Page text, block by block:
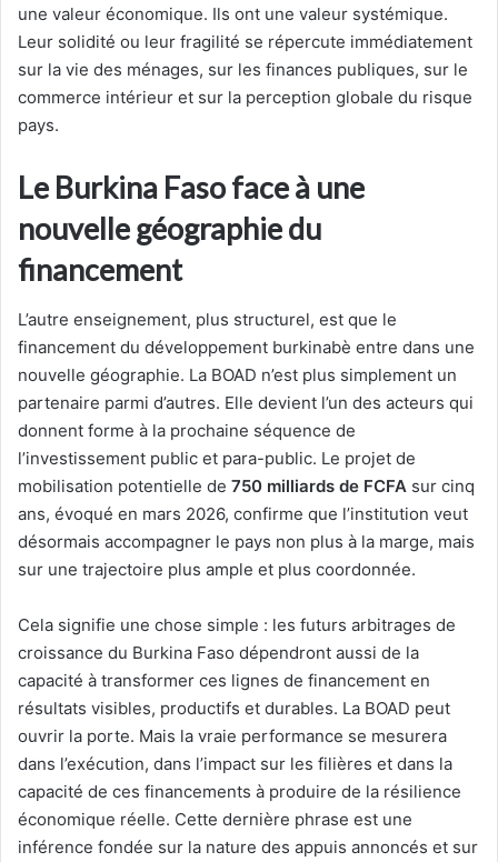
une valeur économique. Ils ont une valeur systémique.
Leur solidité ou leur fragilité se répercute immédiatement
sur la vie des ménages, sur les finances publiques, sur le
commerce intérieur et sur la perception globale du risque
pays.
Le Burkina Faso face à une
nouvelle géographie du
financement
L’autre enseignement, plus structurel, est que le
financement du développement burkinabè entre dans une
nouvelle géographie. La BOAD n’est plus simplement un
partenaire parmi d’autres. Elle devient l’un des acteurs qui
donnent forme à la prochaine séquence de
l’investissement public et para-public. Le projet de
mobilisation potentielle de 750 milliards de FCFA sur cinq
ans, évoqué en mars 2026, confirme que l’institution veut
désormais accompagner le pays non plus à la marge, mais
sur une trajectoire plus ample et plus coordonnée.
Cela signifie une chose simple : les futurs arbitrages de
croissance du Burkina Faso dépendront aussi de la
capacité à transformer ces lignes de financement en
résultats visibles, productifs et durables. La BOAD peut
ouvrir la porte. Mais la vraie performance se mesurera
dans l’exécution, dans l’impact sur les filières et dans la
capacité de ces financements à produire de la résilience
économique réelle. Cette dernière phrase est une
inférence fondée sur la nature des appuis annoncés et sur